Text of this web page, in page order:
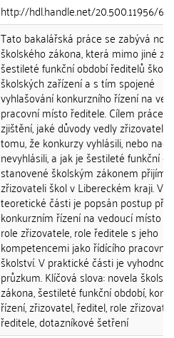
http://hdl.handle.net/20.500.11956/
Tato bakalářská práce se zabývá
školského zákona, která mimo jiné
šestileté funkční období ředitelů škol a
školských zařízení a s tím spojené
vyhlašování konkurzního řízení na
pracovní místo ředitele. Cílem práce je
zjištění, jaké důvody vedly zřizovatele
tomu, že konkurzy vyhlásili, nebo
nevyhlásili, a jak je šestileté funkční
stanovené školským zákonem
zřizovateli škol v Libereckém kraji. V
teoretické části je popsán postup při
konkurzním řízení na vedoucí místo
role zřizovatele, role ředitele s jeho
kompetencemi jako řídícího
školství. V praktické části je
průzkum. Klíčová slova: novela
zákona, šestileté funkční období,
řízení, zřizovatel, ředitel, role
ředitele, dotazníkové šetření